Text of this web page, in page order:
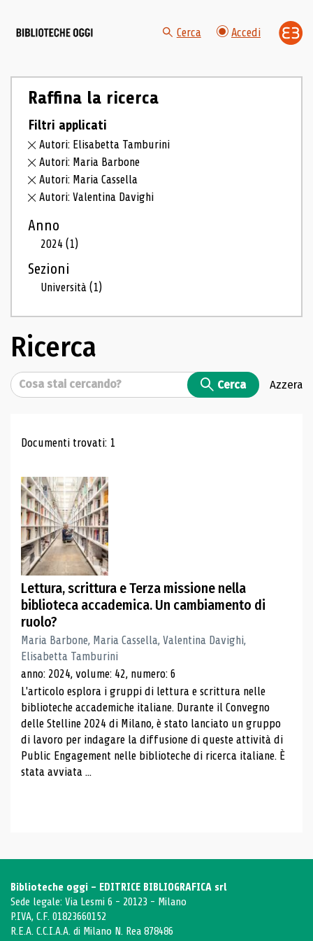
Cerca Accedi
Raffina la ricerca
Filtri applicati
Autori: Elisabetta Tamburini
Autori: Maria Barbone
Autori: Maria Cassella
Autori: Valentina Davighi
Anno
2024(1)
Sezioni
Università(1)
Ricerca
Cerca Cerca Azzera
Risultati di ricerca
Documenti trovati: 1
Lettura, scrittura e Terza missione nella
biblioteca accademica. Un cambiamento di
ruolo?
Maria Barbone, Maria Cassella, Valentina Davighi,
Elisabetta Tamburini
anno: 2024, volume: 42, numero: 6
L'articolo esplora i gruppi di lettura e scrittura nelle
biblioteche accademiche italiane. Durante il Convegno
delle Stelline 2024 di Milano, è stato lanciato un gruppo
di lavoro per indagare la diffusione di queste attività di
Public Engagement nelle biblioteche di ricerca italiane. È
stata avviata ...
Biblioteche oggi - EDITRICE BIBLIOGRAFICA srl
Sede legale: Via Lesmi 6 - 20123 - Milano
P.IVA, C.F. 01823660152
R.E.A. C.C.I.A.A. di Milano N. Rea 878486